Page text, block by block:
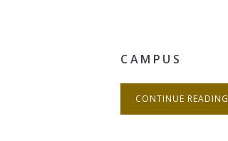
CAMPUS
CONTINUE READING